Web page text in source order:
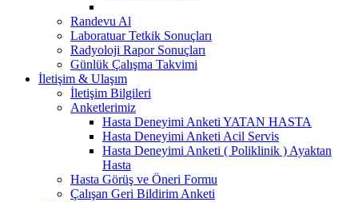
Randevu Al
Laboratuar Tetkik Sonuçları
Radyoloji Rapor Sonuçları
Günlük Çalışma Takvimi
İletişim & Ulaşım
İletişim Bilgileri
Anketlerimiz
Hasta Deneyimi Anketi YATAN HASTA
Hasta Deneyimi Anketi Acil Servis
Hasta Deneyimi Anketi ( Poliklinik ) Ayaktan
Hasta
Hasta Görüş ve Öneri Formu
Çalışan Geri Bildirim Anketi